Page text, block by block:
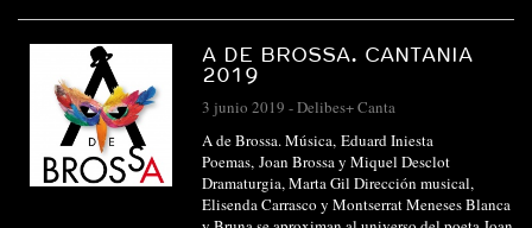
A DE BROSSA. CANTANIA
2019
3 junio 2019 -Delibes+ Canta
A de Brossa. Música, Eduard Iniesta
Poemas, Joan Brossa y Miquel Desclot
Dramaturgia, Marta Gil Dirección musical,
Elisenda Carrasco y Montserrat Meneses Blanca